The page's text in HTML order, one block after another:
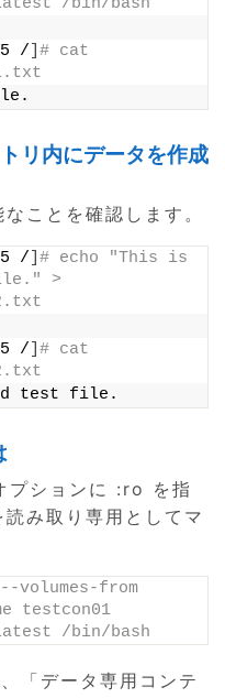
/bin/bash
/ # cat
リ内にデータを作成
ことを確認します。
/ # echo "This is
>
/ # cat
test file.
ションに :ro を指
み取り専用としてマ
from
testcon01
/bin/bash
「データ専用コンテ